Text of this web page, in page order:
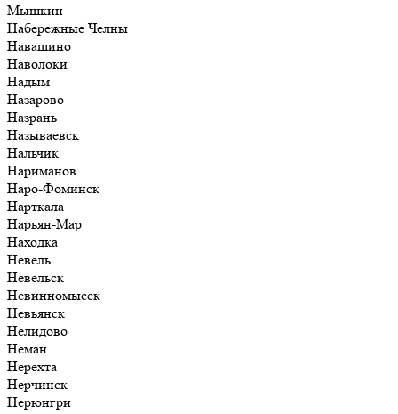
Мышкин
Набережные Челны
Навашино
Наволоки
Надым
Назарово
Назрань
Называевск
Нальчик
Нариманов
Наро-Фоминск
Нарткала
Нарьян-Мар
Находка
Невель
Невельск
Невинномысск
Невьянск
Нелидово
Неман
Нерехта
Нерчинск
Нерюнгри